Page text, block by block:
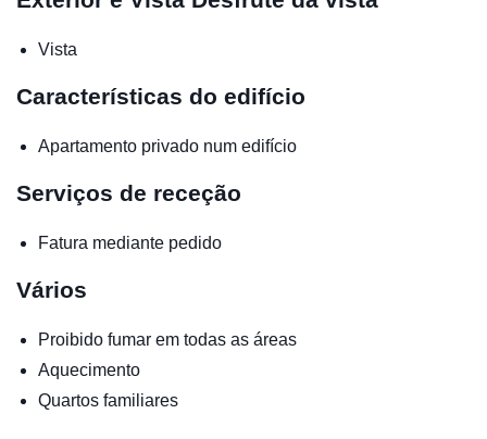
Vista
Características do edifício
Apartamento privado num edifício
Serviços de receção
Fatura mediante pedido
Vários
Proibido fumar em todas as áreas
Aquecimento
Quartos familiares